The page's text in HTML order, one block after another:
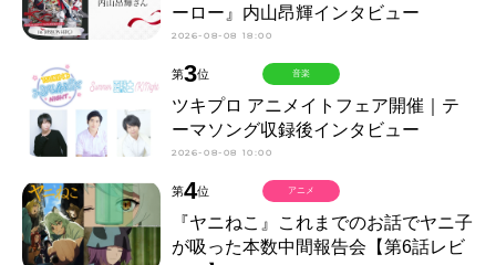
ーロー』内山昂輝インタビュー
2026-08-08 18:00
第3位
ツキプロ アニメイトフェア開催｜テ
ーマソング収録後インタビュー
2026-08-08 10:00
音楽
第4位
『ヤニねこ』これまでのお話でヤニ子
が吸った本数中間報告会【第6話レビ
アニメ